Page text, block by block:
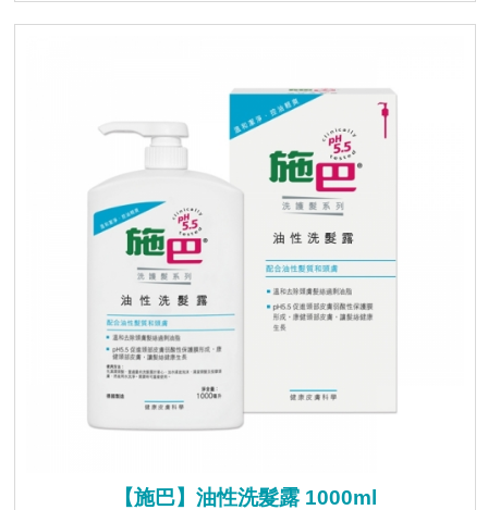
【施巴】油性洗髮露 1000ml